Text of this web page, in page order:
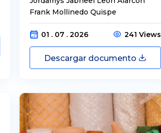
Frank Mollinedo Quispe
01 . 07 . 2026 241 Views
Descargar documento